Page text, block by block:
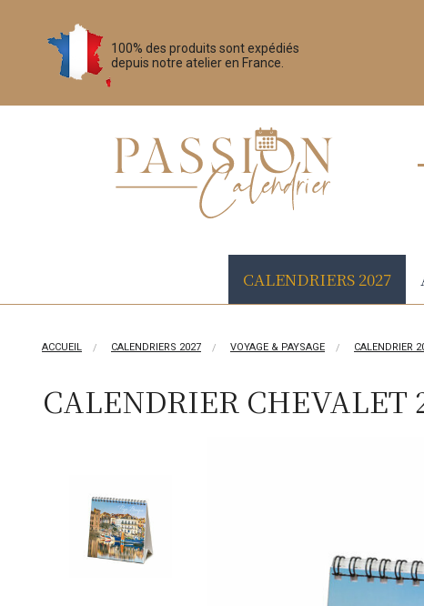
100% des produits sont expédiés
depuis notre atelier en France.
CALENDRIERS 2027
ACCUEIL CALENDRIERS 2027 VOYAGE & PAYSAGE CALENDRIER
CALENDRIER CHEVALET